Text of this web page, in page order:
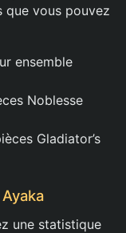
que vous pouvez
ensemble
Noblesse
Gladiator’s
une statistique